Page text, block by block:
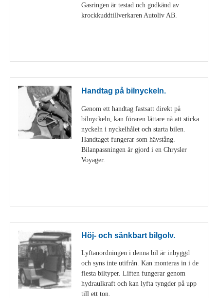
Gasringen är testad och godkänd av
krockkuddtillverkaren Autoliv AB.
Handtag på bilnyckeln.
Genom ett handtag fastsatt direkt på
bilnyckeln, kan föraren lättare nå att sticka
nyckeln i nyckelhålet och starta bilen.
Handtaget fungerar som hävstång.
Bilanpassningen är gjord i en Chrysler
Voyager.
Höj- och sänkbart bilgolv.
Lyftanordningen i denna bil är inbyggd
och syns inte utifrån. Kan monteras in i de
flesta biltyper. Liften fungerar genom
hydraulkraft och kan lyfta tyngder på upp
till ett ton.